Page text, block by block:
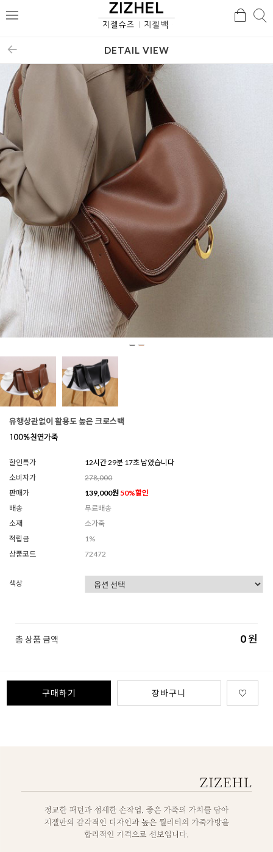
메
검
DETAIL VIEW
유행상관없이 활용도 높은 크로스백
할인특가
12시간 29분 13초 남았습니다
소비자가
278,000
판매가
139,000원 50%할인
배송
무료배송
소재
소가죽
적립금
1%
상품코드
72472
색상
총 상품 금액 0원
구매하기 장바구니 ♡